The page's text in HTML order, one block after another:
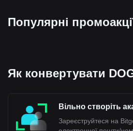
Популярні
Як конвертувати
Вільно створіть
Зареєструйтеся на